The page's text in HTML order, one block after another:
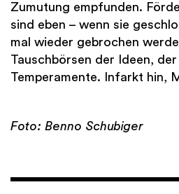
Zumutung empfunden.
sind eben – wenn sie
mal wieder gebrochen
Tauschbörsen der Ideen,
Temperamente. Infarkt hin,
Foto: Benno Schubiger